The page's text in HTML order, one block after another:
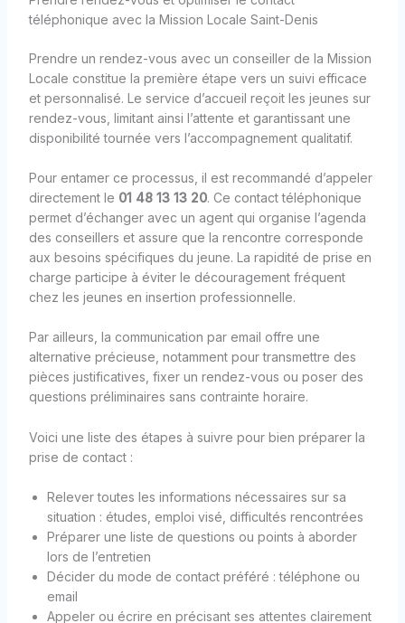
téléphonique avec la Mission Locale Saint-Denis
Prendre un rendez-vous avec un conseiller de la Mission
Locale constitue la première étape vers un suivi efficace
et personnalisé. Le service d’accueil reçoit les jeunes sur
rendez-vous, limitant ainsi l’attente et garantissant une
disponibilité tournée vers l’accompagnement qualitatif.
Pour entamer ce processus, il est recommandé d’appeler
directement le 01 48 13 13 20. Ce contact téléphonique
permet d’échanger avec un agent qui organise l’agenda
des conseillers et assure que la rencontre corresponde
aux besoins spécifiques du jeune. La rapidité de prise en
charge participe à éviter le découragement fréquent
chez les jeunes en insertion professionnelle.
Par ailleurs, la communication par email offre une
alternative précieuse, notamment pour transmettre des
pièces justificatives, fixer un rendez-vous ou poser des
questions préliminaires sans contrainte horaire.
Voici une liste des étapes à suivre pour bien préparer la
prise de contact :
Relever toutes les informations nécessaires sur sa
situation : études, emploi visé, difficultés rencontrées
Préparer une liste de questions ou points à aborder
lors de l’entretien
Décider du mode de contact préféré : téléphone ou
email
Appeler ou écrire en précisant ses attentes clairement